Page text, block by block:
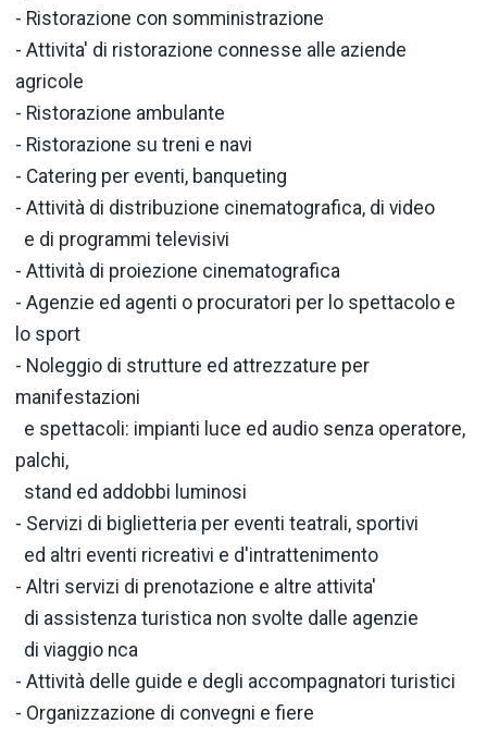
- Ristorazione con somministrazione
- Attivita' di ristorazione connesse alle aziende
agricole
- Ristorazione ambulante
- Ristorazione su treni e navi
- Catering per eventi, banqueting
- Attività di distribuzione cinematografica, di video
e di programmi televisivi
- Attività di proiezione cinematografica
- Agenzie ed agenti o procuratori per lo spettacolo e
lo sport
- Noleggio di strutture ed attrezzature per
manifestazioni
e spettacoli: impianti luce ed audio senza operatore,
palchi,
stand ed addobbi luminosi
- Servizi di biglietteria per eventi teatrali, sportivi
ed altri eventi ricreativi e d'intrattenimento
- Altri servizi di prenotazione e altre attivita'
di assistenza turistica non svolte dalle agenzie
di viaggio nca
- Attività delle guide e degli accompagnatori turistici
- Organizzazione di convegni e fiere